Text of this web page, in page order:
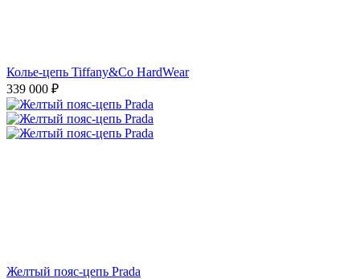
Колье-цепь Tiffany&Co HardWear
339 000 ₽
Желтый пояс-цепь Prada